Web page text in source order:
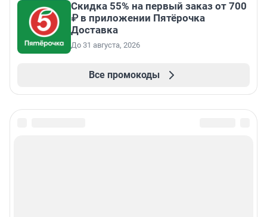
Скидка 55% на первый заказ от 700
₽ в приложении Пятёрочка
Доставка
До 31 августа, 2026
Все промокоды